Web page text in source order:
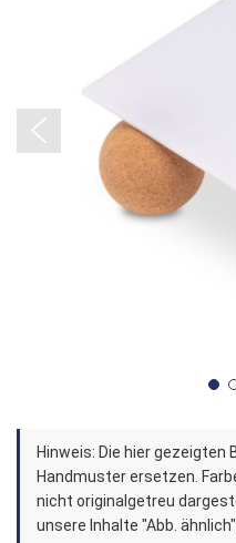
Zum
Anfang
der
Bildergalerie
Hinweis: Die hier gezeigten
Handmuster ersetzen.
nicht originalgetreu
unsere Inhalte "Abb. ähnlich".